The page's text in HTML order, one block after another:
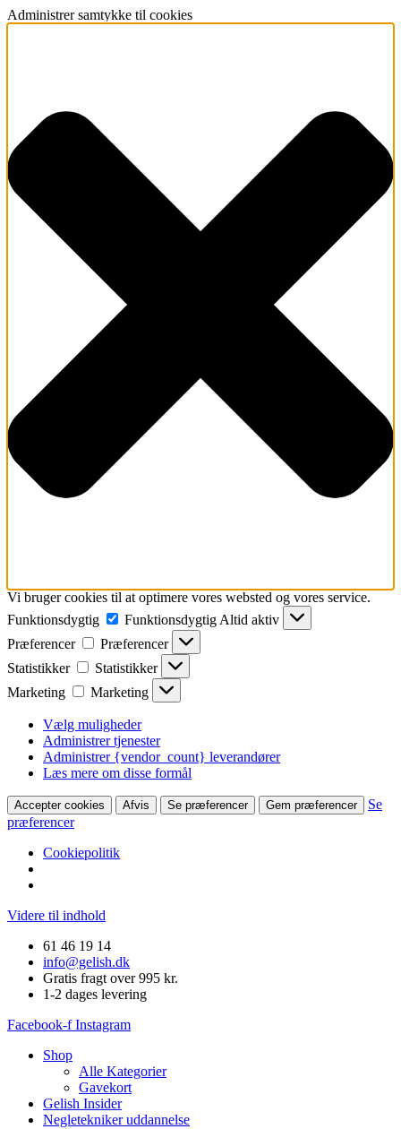
Administrer samtykke til cookies
Vi bruger cookies til at optimere vores websted og vores service.
Funktionsdygtig
Funktionsdygtig Altid aktiv
Præferencer
Præferencer
Statistikker
Statistikker
Marketing
Marketing
Vælg muligheder
Administrer tjenester
Administrer {vendor_count} leverandører
Læs mere om disse formål
Accepter cookies Afvis Se præferencer Gem præferencer
Se
præferencer
Cookiepolitik
Videre til indhold
61 46 19 14
info@gelish.dk
Gratis fragt over 995 kr.
1-2 dages levering
Facebook-f Instagram
Shop
Alle Kategorier
Gavekort
Gelish Insider
Negletekniker uddannelse